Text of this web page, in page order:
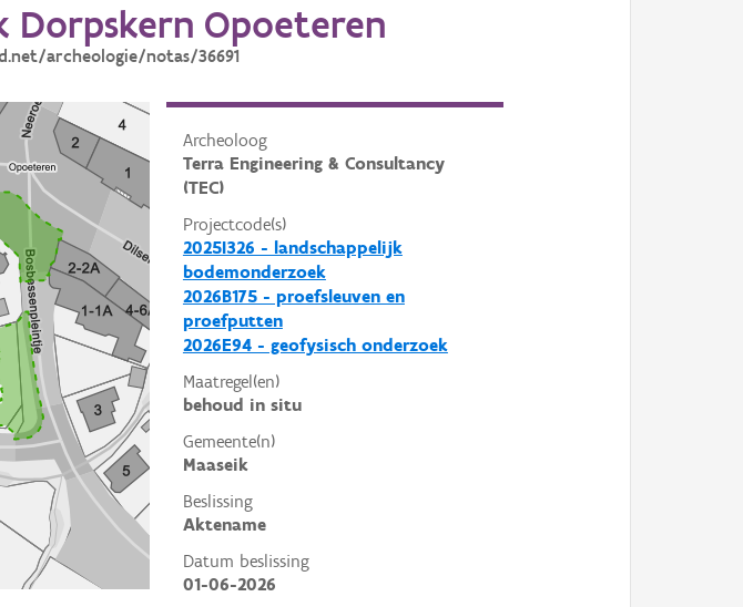
Dorpskern Opoeteren
archeologie/notas/36691
Archeoloog
Terra Engineering & Consultancy
(TEC)
Projectcode(s)
2025I326 - landschappelijk
bodemonderzoek
2026B175 - proefsleuven en
proefputten
2026E94 - geofysisch onderzoek
Maatregel(en)
behoud in situ
Gemeente(n)
Maaseik
Beslissing
Aktename
Datum beslissing
01-06-2026